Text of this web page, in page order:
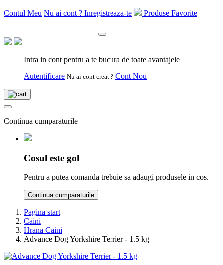
Contul Meu Nu ai cont ? Inregistreaza-te Produse Favorite
Intra in cont pentru a te bucura de toate avantajele
Autentificare Nu ai cont creat ? Cont Nou
Continua cumparaturile
Cosul este gol
Pentru a putea comanda trebuie sa adaugi produsele in cos.
Continua cumparaturile
Pagina start
Caini
Hrana Caini
Advance Dog Yorkshire Terrier - 1.5 kg